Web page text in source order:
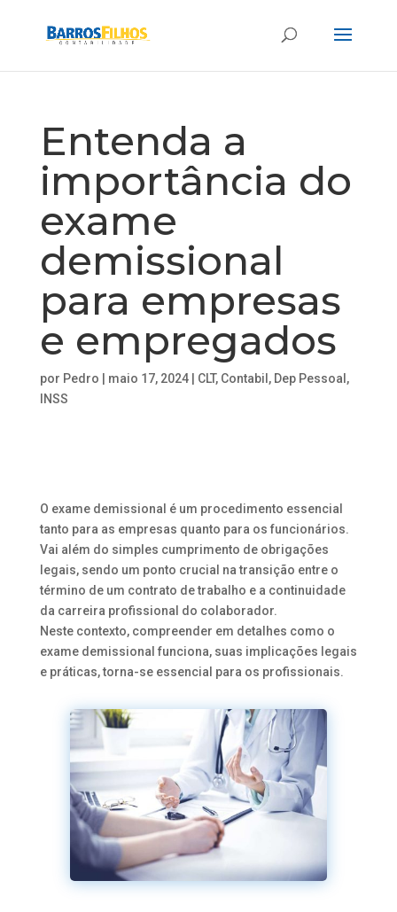
Entenda a
importância do
exame
demissional
para empresas
e empregados
por Pedro maio 17, 2024| CLT, Contabil , Dep Pessoal ,
INSS
O exame demissional é um procedimento essencial
tanto para as empresas quanto para os funcionários.
Vai além do simples cumprimento de obrigações
legais, sendo um ponto crucial na transição entre o
término de um contrato de trabalho e a continuidade
da carreira profissional do colaborador.
Neste contexto, compreender em detalhes como o
exame demissional funciona, suas implicações legais
e práticas, torna-se essencial para os profissionais.